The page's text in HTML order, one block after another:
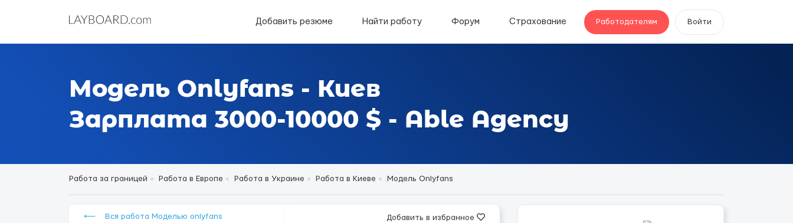
Добавить резюме Найти работу Форум Страхование Работодателям Войти
Модель Onlyfans - Киев
Зарплата 3000-10000 $ - Able Agency
Работа за границей Работа в Европе Работа в Украине Работа в Киеве Модель Onlyfans
⟵ Вся работа Моделью onlyfans Добавить в избранное